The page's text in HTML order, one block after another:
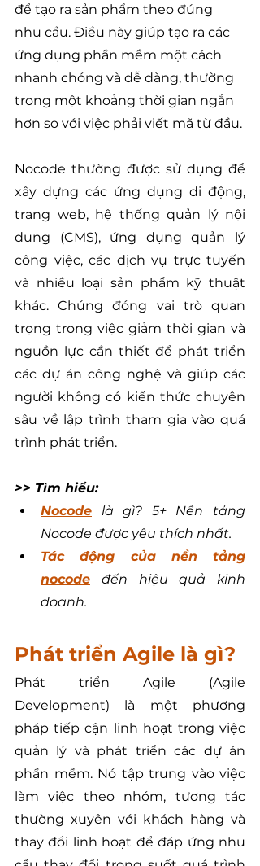
để tạo ra sản phẩm theo đúng
nhu cầu. Điều này giúp tạo ra các
ứng dụng phần mềm một cách
nhanh chóng và dễ dàng, thường
trong một khoảng thời gian ngắn
hơn so với việc phải viết mã từ đầu.
Nocode thường được sử dụng để
xây dựng các ứng dụng di động,
trang web, hệ thống quản lý nội
dung (CMS), ứng dụng quản lý
công việc, các dịch vụ trực tuyến
và nhiều loại sản phẩm kỹ thuật
khác. Chúng đóng vai trò quan
trọng trong việc giảm thời gian và
nguồn lực cần thiết để phát triển
các dự án công nghệ và giúp các
người không có kiến thức chuyên
sâu về lập trình tham gia vào quá
trình phát triển.
>> Tìm hiểu:
Nocode là gì? 5+ Nền tảng
Nocode được yêu thích nhất.
Tác động của nền tảng
nocode
đến hiệu quả kinh
doanh.
Phát triển Agile là gì?
Phát triển Agile (Agile
Development) là một phương
pháp tiếp cận linh hoạt trong việc
quản lý và phát triển các dự án
phần mềm. Nó tập trung vào việc
làm việc theo nhóm, tương tác
thường xuyên với khách hàng và
thay đổi linh hoạt để đáp ứng nhu